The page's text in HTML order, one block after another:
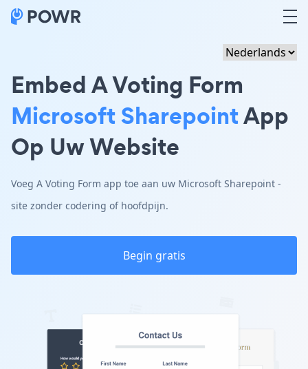
Embed A Voting Form
Microsoft SharepointApp
Op Uw Website
Voeg A Voting Form app toe aan uw Microsoft Sharepoint -
site zonder codering of hoofdpijn.
Begin gratis